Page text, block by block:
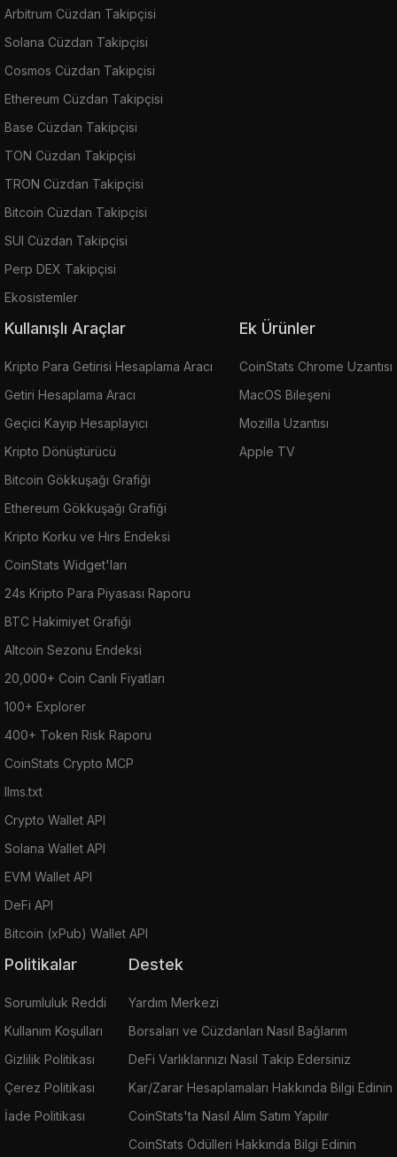
Arbitrum Cüzdan Takipçisi
Solana Cüzdan Takipçisi
Cosmos Cüzdan Takipçisi
Ethereum Cüzdan Takipçisi
Base Cüzdan Takipçisi
TON Cüzdan Takipçisi
TRON Cüzdan Takipçisi
Bitcoin Cüzdan Takipçisi
SUI Cüzdan Takipçisi
Perp DEX Takipçisi
Ekosistemler
Kullanışlı Araçlar
Kripto Para Getirisi Hesaplama Aracı
Getiri Hesaplama Aracı
Geçici Kayıp Hesaplayıcı
Kripto Dönüştürücü
Bitcoin Gökkuşağı Grafiği
Ethereum Gökkuşağı Grafiği
Kripto Korku ve Hırs Endeksi
CoinStats Widget'ları
24s Kripto Para Piyasası Raporu
BTC Hakimiyet Grafiği
Altcoin Sezonu Endeksi
20,000+ Coin Canlı Fiyatları
100+ Explorer
400+ Token Risk Raporu
CoinStats Crypto MCP
llms.txt
Crypto Wallet API
Solana Wallet API
EVM Wallet API
DeFi API
Bitcoin (xPub) Wallet API
Ek Ürünler
CoinStats Chrome Uzantısı
MacOS Bileşeni
Mozilla Uzantısı
Apple TV
Politikalar
Sorumluluk Reddi
Kullanım Koşulları
Gizlilik Politikası
Çerez Politikası
İade Politikası
Destek
Yardım Merkezi
Borsaları ve Cüzdanları Nasıl Bağlarım
DeFi Varlıklarınızı Nasıl Takip Edersiniz
Kar/Zarar Hesaplamaları Hakkında Bilgi Edinin
CoinStats'ta Nasıl Alım Satım Yapılır
CoinStats Ödülleri Hakkında Bilgi Edinin